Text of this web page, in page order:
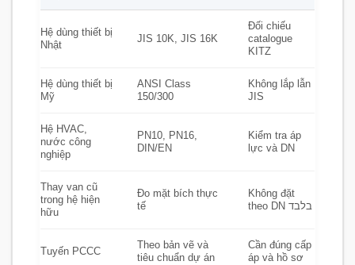
Hệ dùng thiết bị
Nhật
JIS 10K, JIS 16K
Đối chiếu
catalogue
KITZ
Hệ dùng thiết bị
Mỹ
ANSI Class
150/300
Không lắp lẫn
JIS
Hệ HVAC,
nước công
nghiệp
PN10, PN16,
DIN/EN
Kiểm tra áp
lực và DN
Thay van cũ
trong hệ hiện
hữu
Đo mặt bích thực
tế
Không đặt
theo DN בלבד
Tuyến PCCC
Theo bản vẽ và
tiêu chuẩn dự án
Cần đúng cấp
áp và hồ sơ